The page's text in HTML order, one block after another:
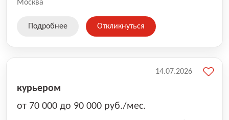
Москва
Подробнее Откликнуться
курьером
от 70 000 до 90 000 руб./мес.
14.07.2026